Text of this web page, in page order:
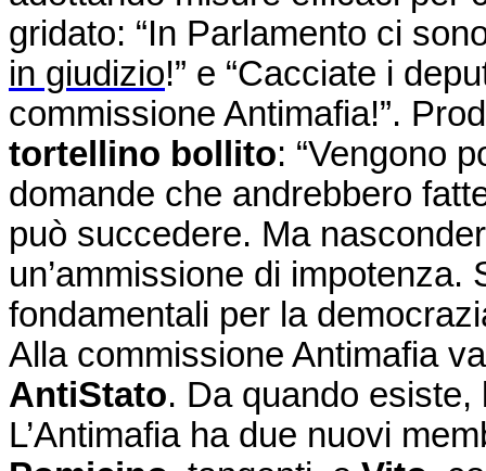
gridato: “In Parlamento ci
in giudizio!” e “Cacciate i
commissione Antimafia!”.
tortellino bollito: “Vengono
domande che andrebbero
può succedere. Ma
un’ammissione di
fondamentali per la
Alla commissione Antimafia
AntiStato. Da quando
L’Antimafia ha due nuovi